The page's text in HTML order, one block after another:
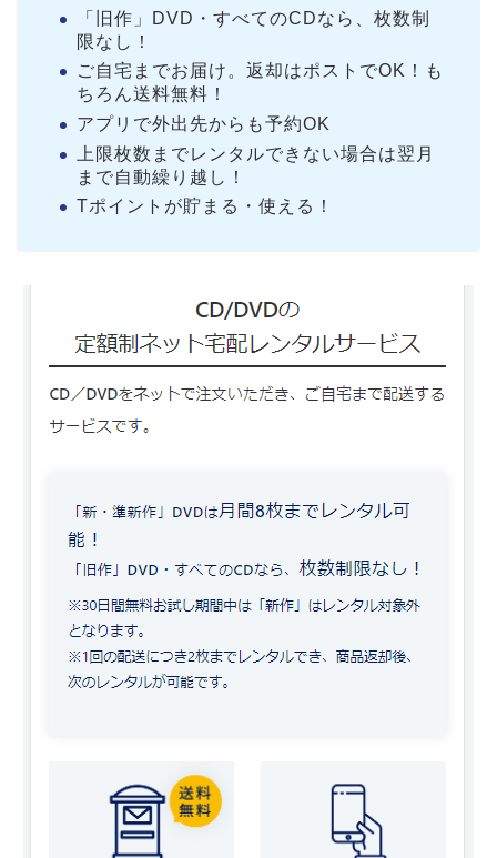
「旧作」DVD・すべてのCDなら、枚数制
限なし！
ご自宅までお届け。返却はポストでOK！も
ちろん送料無料！
アプリで外出先からも予約OK
上限枚数までレンタルできない場合は翌月
まで自動繰り越し！
Tポイントが貯まる・使える！